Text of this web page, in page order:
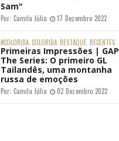
Sam"
Por: Camila Júlia 17 Dezembro 2022
#COLORIDA COLORIDA DESTAQUE RECENTES
Primeiras Impressões | GAP
The Series: O primeiro GL
Tailandês, uma montanha
russa de emoções
Por: Camila Júlia 02 Dezembro 2022